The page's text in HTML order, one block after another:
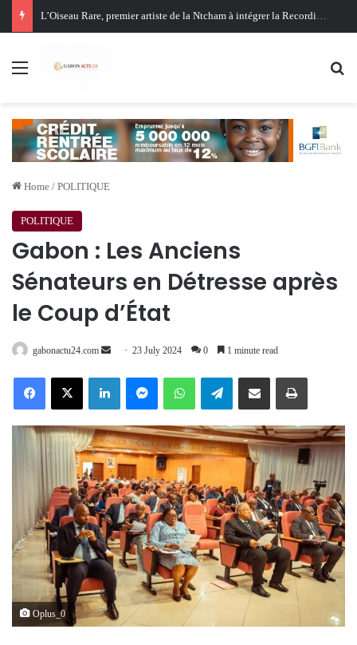
Oligui Nguema au Ghana : Libreville mise sur Accra pour renforcer sa stratégie diplomatique et économique
Menu
Home / POLITIQUE
POLITIQUE
Gabon : Les Anciens
Sénateurs en Détresse après
le Coup d’État
gabonactu24.com
Send 23 July 2024 0 1 minute read
FacebookX LinkedInMessengerWhatsAppTelegramShare via Email Print
Oplus_0